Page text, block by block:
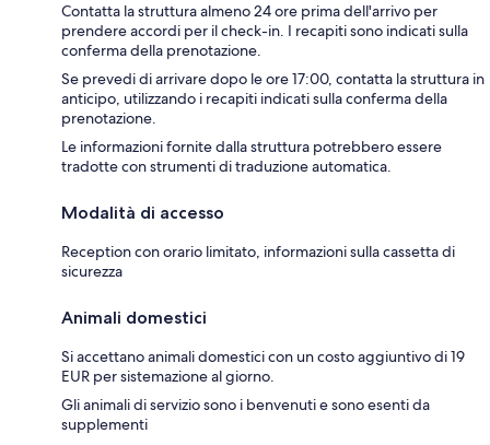
Contatta la struttura almeno 24 ore prima dell'arrivo per
prendere accordi per il check-in. I recapiti sono indicati sulla
conferma della prenotazione.
Se prevedi di arrivare dopo le ore 17:00, contatta la struttura in
anticipo, utilizzando i recapiti indicati sulla conferma della
prenotazione.
Le informazioni fornite dalla struttura potrebbero essere
tradotte con strumenti di traduzione automatica.
Modalità di accesso
Reception con orario limitato, informazioni sulla cassetta di
sicurezza
Animali domestici
Si accettano animali domestici con un costo aggiuntivo di 19
EUR per sistemazione al giorno.
Gli animali di servizio sono i benvenuti e sono esenti da
supplementi